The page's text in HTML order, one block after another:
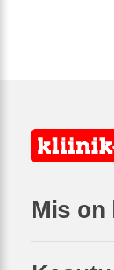
Mis on